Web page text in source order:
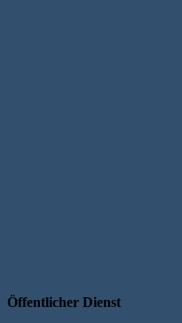
Öffentlicher Dienst